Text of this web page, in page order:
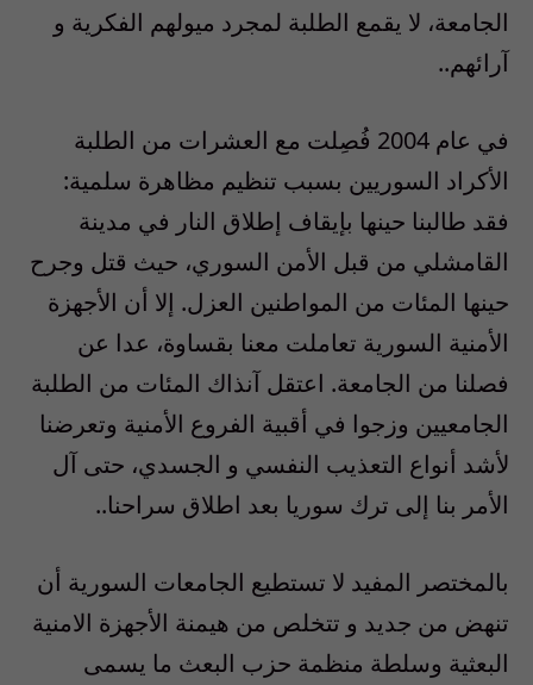
الجامعة، لا يقمع الطلبة لمجرد ميولهم الفكرية و
آرائهم..
في عام 2004 فُصِلت مع العشرات من الطلبة
الأكراد السوريين بسبب تنظيم مظاهرة سلمية:
فقد طالبنا حينها بإيقاف إطلاق النار في مدينة
القامشلي من قبل الأمن السوري، حيث قتل وجرح
حينها المئات من المواطنين العزل. إلا أن الأجهزة
الأمنية السورية تعاملت معنا بقساوة، عدا عن
فصلنا من الجامعة. اعتقل آنذاك المئات من الطلبة
الجامعيين وزجوا في أقبية الفروع الأمنية وتعرضنا
لأشد أنواع التعذيب النفسي و الجسدي، حتى آل
الأمر بنا إلى ترك سوريا بعد اطلاق سراحنا..
بالمختصر المفيد لا تستطيع الجامعات السورية أن
تنهض من جديد و تتخلص من هيمنة الأجهزة الامنية
البعثية وسلطة منظمة حزب البعث ما يسمى